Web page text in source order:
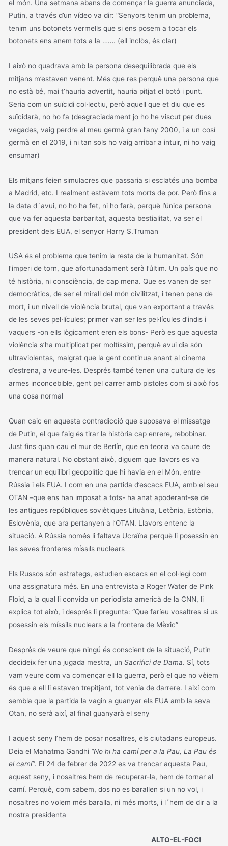
el món. Una setmana abans de començar la guerra anunciada,
Putin, a través d’un vídeo va dir: “Senyors tenim un problema,
tenim uns botonets vermells que si ens posem a tocar els
botonets ens anem tots a la ……. (ell inclòs, és clar)
I això no quadrava amb la persona desequilibrada que els
mitjans m’estaven venent. Més que res perquè una persona que
no està bé, mai t’hauria advertit, hauria pitjat el botó i punt.
Seria com un suïcidi col·lectiu, però aquell que et diu que es
suïcidarà, no ho fa (desgraciadament jo ho he viscut per dues
vegades, vaig perdre al meu germà gran l’any 2000, i a un cosí
germà en el 2019, i ni tan sols ho vaig arribar a intuir, ni ho vaig
ensumar)
Els mitjans feien simulacres que passaria si esclatés una bomba
a Madrid, etc. I realment estàvem tots morts de por. Però fins a
la data d´avui, no ho ha fet, ni ho farà, perquè l’única persona
que va fer aquesta barbaritat, aquesta bestialitat, va ser el
president dels EUA, el senyor Harry S.Truman
USA és el problema que tenim la resta de la humanitat. Són
l’imperi de torn, que afortunadament serà l’últim. Un país que no
té història, ni consciència, de cap mena. Que es vanen de ser
democràtics, de ser el mirall del món civilitzat, i tenen pena de
mort, i un nivell de violència brutal, que van exportant a través
de les seves pel·lícules; primer van ser les pel·lícules d’indis i
vaquers -on ells lògicament eren els bons- Però es que aquesta
violència s’ha multiplicat per moltíssim, perquè avui dia són
ultraviolentas, malgrat que la gent continua anant al cinema
d’estrena, a veure-les. Després també tenen una cultura de les
armes inconcebible, gent pel carrer amb pistoles com si això fos
una cosa normal
Quan caic en aquesta contradicció que suposava el missatge
de Putin, el que faig és tirar la història cap enrere, rebobinar.
Just fins quan cau el mur de Berlín, que en teoria va caure de
manera natural. No obstant això, diguem que llavors es va
trencar un equilibri geopolític que hi havia en el Món, entre
Rússia i els EUA. I com en una partida d’escacs EUA, amb el seu
OTAN –que ens han imposat a tots- ha anat apoderant-se de
les antigues repúbliques soviètiques Lituània, Letònia, Estònia,
Eslovènia, que ara pertanyen a l’OTAN. Llavors entenc la
situació. A Rússia només li faltava Ucraïna perquè li posessin en
les seves fronteres míssils nuclears
Els Russos són estrategs, estudien escacs en el col·legi com
una assignatura més. En una entrevista a Roger Water de Pink
Floid, a la qual li convida un periodista americà de la CNN, li
explica tot això, i després li pregunta: “Que faríeu vosaltres si us
posessin els míssils nuclears a la frontera de Mèxic”
Després de veure que ningú és conscient de la situació, Putin
decideix fer una jugada mestra, unSacrifici de Dama. Sí, tots
vam veure com va començar ell la guerra, però el que no vèiem
és que a ell li estaven trepitjant, tot venia de darrere. I així com
sembla que la partida la vagin a guanyar els EUA amb la seva
Otan, no serà així, al final guanyarà el seny
I aquest seny l’hem de posar nosaltres, els ciutadans europeus.
Deia el Mahatma Gandhi “No hi ha camí per a la Pau, La Pau és
el camí”. El 24 de febrer de 2022 es va trencar aquesta Pau,
aquest seny, i nosaltres hem de recuperar-la, hem de tornar al
camí. Perquè, com sabem, dos no es barallen si un no vol, i
nosaltres no volem més baralla, ni més morts, i l´hem de dir a la
nostra presidenta
ALTO-EL-FOC!